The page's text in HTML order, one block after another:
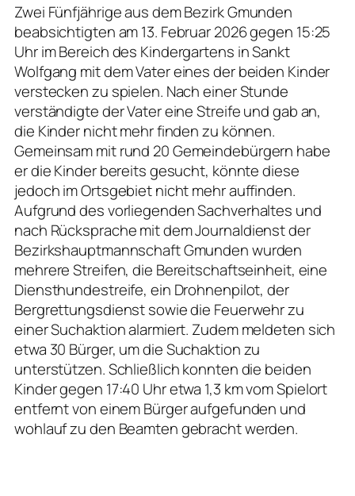
Zwei Fünfjährige aus dem Bezirk Gmunden
beabsichtigten am 13. Februar 2026 gegen 15:25
Uhr im Bereich des Kindergartens in Sankt
Wolfgang mit dem Vater eines der beiden Kinder
verstecken zu spielen. Nach einer Stunde
verständigte der Vater eine Streife und gab an,
die Kinder nicht mehr finden zu können.
Gemeinsam mit rund 20 Gemeindebürgern habe
er die Kinder bereits gesucht, könnte diese
jedoch im Ortsgebiet nicht mehr auffinden.
Aufgrund des vorliegenden Sachverhaltes und
nach Rücksprache mit dem Journaldienst der
Bezirkshauptmannschaft Gmunden wurden
mehrere Streifen, die Bereitschaftseinheit, eine
Diensthundestreife, ein Drohnenpilot, der
Bergrettungsdienst sowie die Feuerwehr zu
einer Suchaktion alarmiert. Zudem meldeten sich
etwa 30 Bürger, um die Suchaktion zu
unterstützen. Schließlich konnten die beiden
Kinder gegen 17:40 Uhr etwa 1,3 km vom Spielort
entfernt von einem Bürger aufgefunden und
wohlauf zu den Beamten gebracht werden.